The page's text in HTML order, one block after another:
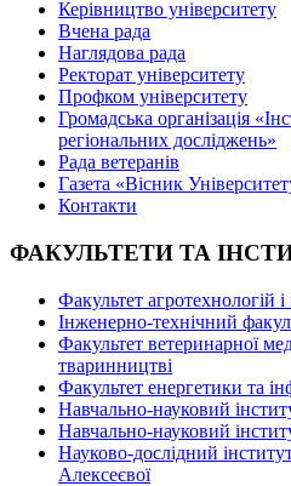
Керівництво університету
Вчена рада
Наглядова рада
Ректорат університету
Профком університету
Громадська організація
регіональних досліджень»
Рада ветеранів
Газета «Вісник
Контакти
ФАКУЛЬТЕТИ ТА
Факультет агротехнологій
Інженерно-технічний
Факультет ветеринарної
тваринництві
Факультет енергетики та
Навчально-науковий
Навчально-науковий
Науково-дослідний
Алексеєвої